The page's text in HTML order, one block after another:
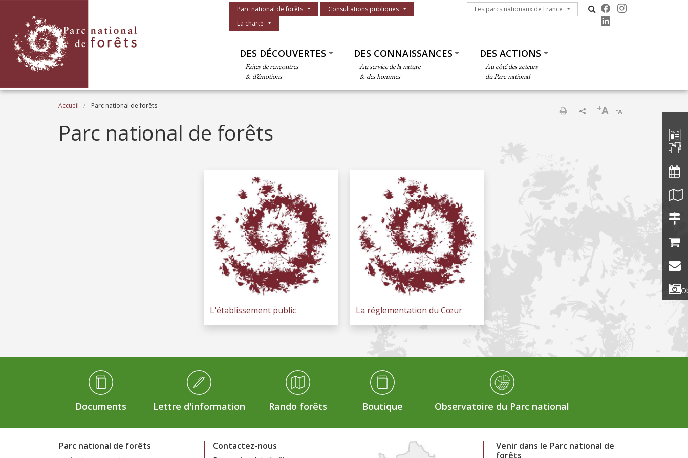
Menu du parc
Parc national de forêts
Consultations publiques
La charte
Les parcs nationaux de France
Les parcs nationaux de France
DES DÉCOUVERTES
Faites de rencontres
& d’émotions
DES CONNAISSANCES
Au service de la nature
& des hommes
DES ACTIONS
Au côté des acteurs
du Parc national
Fil d'Ariane
Accueil Parc national de forêts
-A
+A
Parc national de forêts
L'établissement public La réglementation du Cœur
Médiathèque Footer
Documents Lettre d'information Rando forêts Boutique Observatoire du Parc national
Parc national de forêts Contactez-nous
Venir dans le Parc national de
forêts